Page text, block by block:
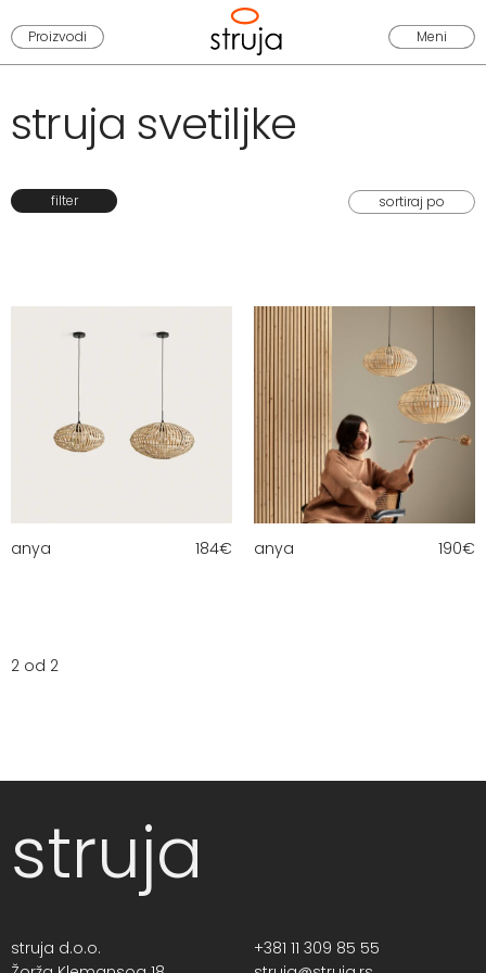
Proizvodi Meni
struja svetiljke
filter
anya 184€ anya 190€
2 od 2
struja
struja d.o.o.
+381 11 309 85 55